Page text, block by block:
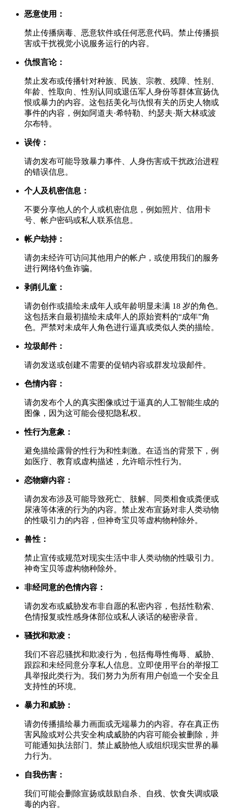
恶意使用：
禁止传播病毒、恶意软件或任何恶意代码。禁止传播损
害或干扰视觉小说服务运行的内容。
仇恨言论：
禁止发布或传播针对种族、民族、宗教、残障、性别、
年龄、性取向、性别认同或退伍军人身份等群体宣扬仇
恨或暴力的内容。这包括美化与仇恨有关的历史人物或
事件的内容，例如阿道夫·希特勒、约瑟夫·斯大林或波
尔布特。
误传：
请勿发布可能导致暴力事件、人身伤害或干扰政治进程
的错误信息。
个人及机密信息：
不要分享他人的个人或机密信息，例如照片、信用卡
号、帐户密码或私人联系信息。
帐户劫持：
请勿未经许可访问其他用户的帐户，或使用我们的服务
进行网络钓鱼诈骗。
剥削儿童：
请勿创作或描绘未成年人或年龄明显未满 18 岁的角色。
这包括来自最初描绘未成年人的原始资料的“成年”角
色。严禁对未成年人角色进行逼真或类似人类的描绘。
垃圾邮件：
请勿发送或创建不需要的促销内容或群发垃圾邮件。
色情内容：
请勿发布个人的真实图像或过于逼真的人工智能生成的
图像，因为这可能会侵犯隐私权。
性行为意象：
避免描绘露骨的性行为和性刺激。在适当的背景下，例
如医疗、教育或虚构描述，允许暗示性行为。
恋物癖内容：
请勿发布涉及可能导致死亡、肢解、同类相食或粪便或
尿液等体液的行为的内容。禁止发布宣扬对非人类动物
的性吸引力的内容，但神奇宝贝等虚构物种除外。
兽性：
禁止宣传或规范对现实生活中非人类动物的性吸引力。
神奇宝贝等虚构物种除外。
非经同意的色情内容：
请勿发布或威胁发布非自愿的私密内容，包括性勒索、
色情报复或性感身体部位或私人谈话的秘密录音。
骚扰和欺凌：
我们不容忍骚扰和欺凌行为，包括侮辱性侮辱、威胁、
跟踪和未经同意分享私人信息。立即使用平台的举报工
具举报此类行为。我们努力为所有用户创造一个安全且
支持性的环境。
暴力和威胁：
请勿传播描绘暴力画面或无端暴力的内容。存在真正伤
害风险或对公共安全构成威胁的内容可能会被删除，并
可能通知执法部门。禁止威胁他人或组织现实世界的暴
力行为。
自我伤害：
我们可能会删除宣扬或鼓励自杀、自残、饮食失调或吸
毒的内容。